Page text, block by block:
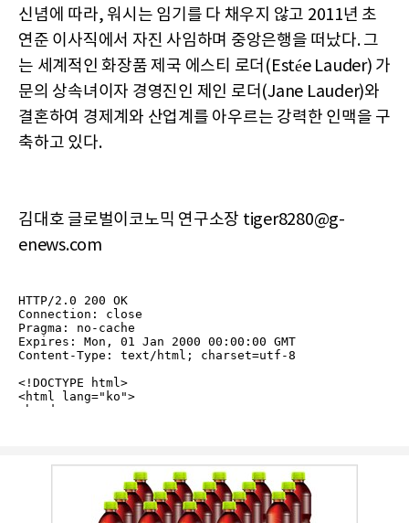
신념에 따라, 워시는 임기를 다 채우지 않고 2011년 초
연준 이사직에서 자진 사임하며 중앙은행을 떠났다. 그
는 세계적인 화장품 제국 에스티 로더(Estée Lauder) 가
문의 상속녀이자 경영진인 제인 로더(Jane Lauder)와
결혼하여 경제계와 산업계를 아우르는 강력한 인맥을 구
축하고 있다.
김대호 글로벌이코노믹 연구소장 tiger8280@g-
enews.com